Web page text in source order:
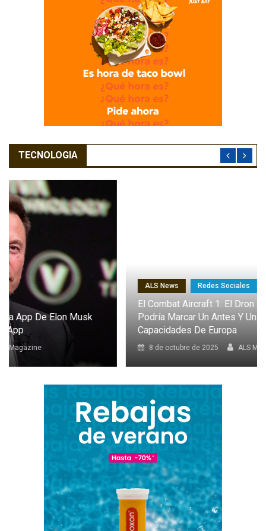
TECNOLOGIA
ALS News Redes Sociales
El Combat Aircraft 1: El Dron Furtivo Con IA Que
Podría Marcar Un Antes Y Un Después En Las
Capacidades De Europa
8 de octubre de 2025 ALS Magazine